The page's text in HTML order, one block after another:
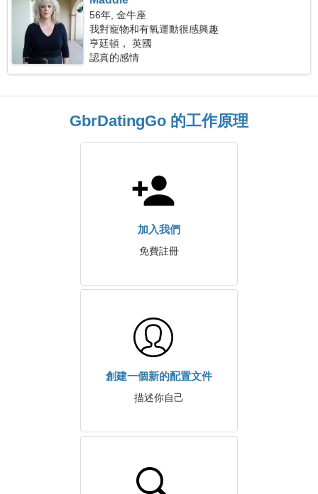
56年, 金牛座
我對寵物和有氧運動很感興趣
亨廷頓， 英國
認真的感情
GbrDatingGo 的工作原理
加入我們
免費註冊
創建一個新的配置文件
描述你自己